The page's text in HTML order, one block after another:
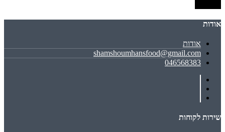
אודות
אודות
shamshoumhansfood@gmail.com
046568383
שירות לקוחות